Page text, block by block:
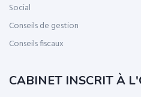
Social
Conseils de gestion
Conseils fiscaux
CABINET INSCRIT À